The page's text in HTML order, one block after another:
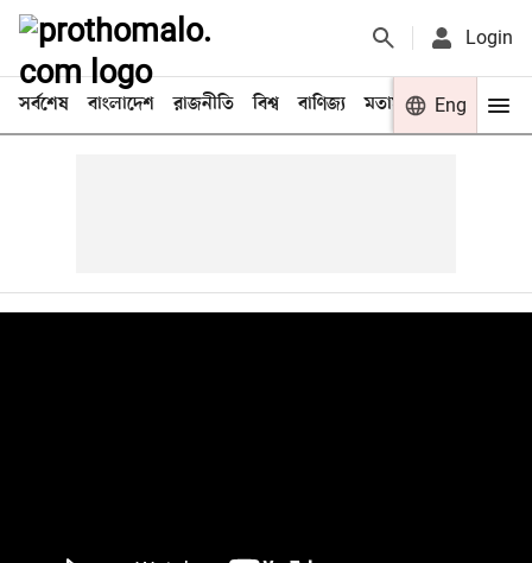
Login
সর্বশেষ বাংলাদেশ রাজনীতি বিশ্ব বাণিজ্য মতামত খেলা
Eng